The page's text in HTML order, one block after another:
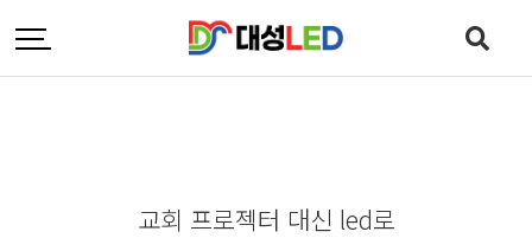
교회 프로젝터 대신 led로